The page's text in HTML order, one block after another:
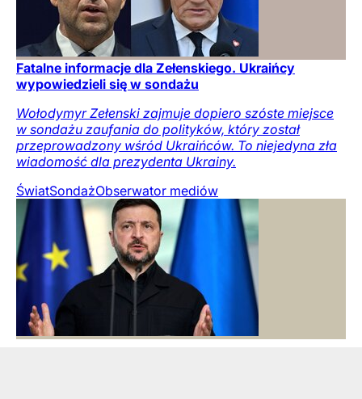
Fatalne informacje dla Zełenskiego. Ukraińcy
wypowiedzieli się w sondażu
Wołodymyr Zełenski zajmuje dopiero szóste miejsce
w sondażu zaufania do polityków, który został
przeprowadzony wśród Ukraińców. To niejedyna zła
wiadomość dla prezydenta Ukrainy.
ŚwiatSondażObserwator mediów